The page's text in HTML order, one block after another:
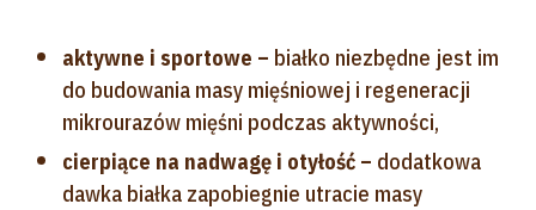
aktywne i sportowe – białko niezbędne jest im
do budowania masy mięśniowej i regeneracji
mikrourazów mięśni podczas aktywności,
cierpiące na nadwagę i otyłość – dodatkowa
dawka białka zapobiegnie utracie masy